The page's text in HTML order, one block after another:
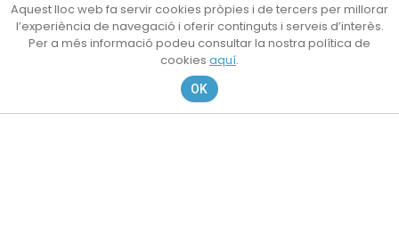
Aquest lloc web fa servir cookies pròpies i de tercers per millorar
l’experiència de navegació i oferir continguts i serveis d’interès.
Per a més informació podeu consultar la nostra política de
cookies aquí.
OK